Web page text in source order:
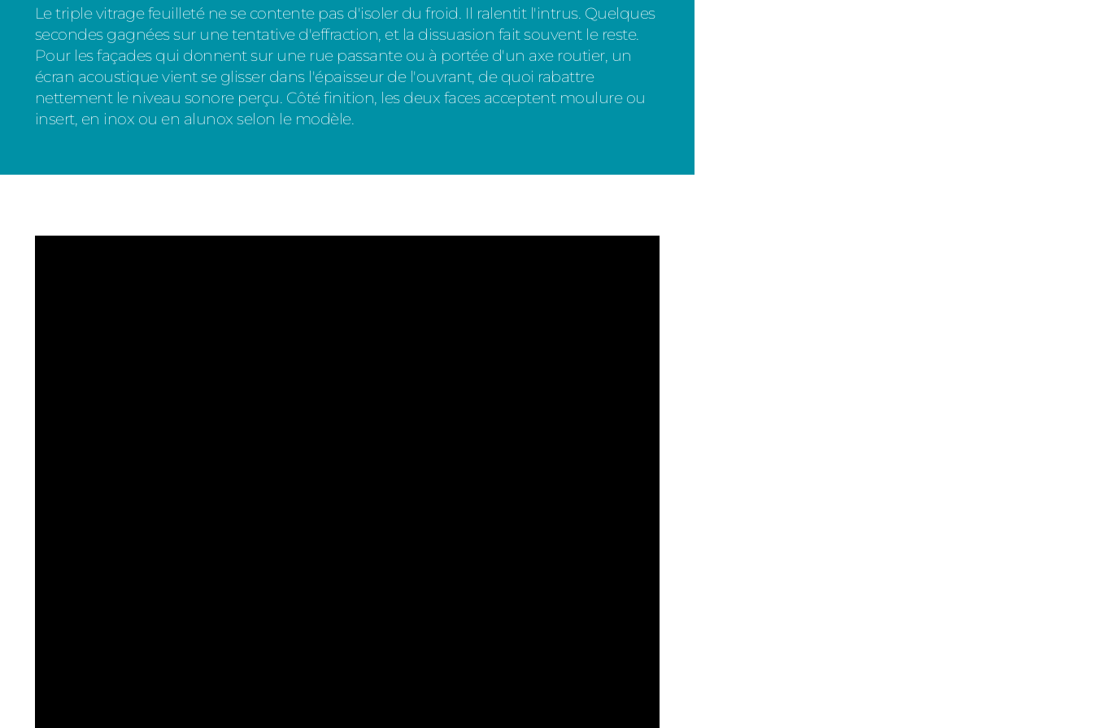
Le triple vitrage feuilleté ne se contente pas d'isoler du froid. Il ralentit l'intrus. Quelques
secondes gagnées sur une tentative d'effraction, et la dissuasion fait souvent le reste.
Pour les façades qui donnent sur une rue passante ou à portée d'un axe routier, un
écran acoustique vient se glisser dans l'épaisseur de l'ouvrant, de quoi rabattre
nettement le niveau sonore perçu. Côté finition, les deux faces acceptent moulure ou
insert, en inox ou en alunox selon le modèle.